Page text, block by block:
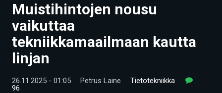
UUTISET
ARTIKKELIT
VIDEOT
TECHBBS
Muistihintojen nousu
vaikuttaa
tekniikkamaailmaan kautta
linjan
26.11.2025 - 01:05 Petrus Laine
Tietotekniikka
96